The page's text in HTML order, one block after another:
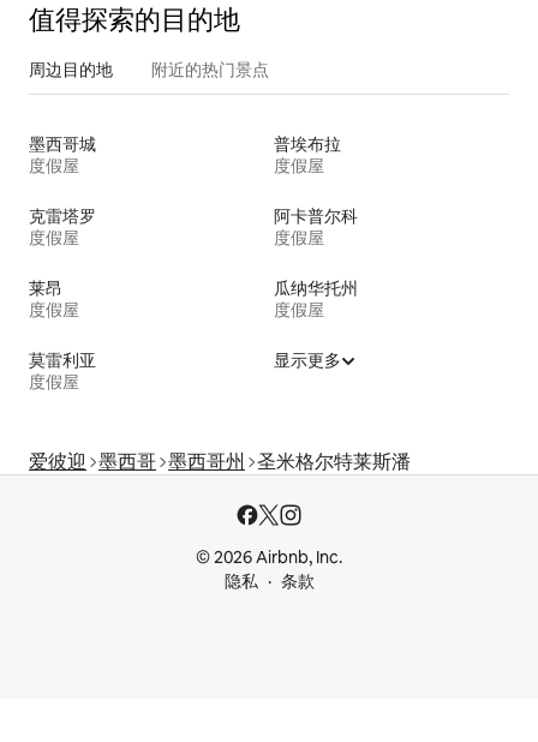
值得探索的目的地
周边目的地 附近的热门景点
墨西哥城
度假屋
普埃布拉
度假屋
克雷塔罗
度假屋
阿卡普尔科
度假屋
莱昂
度假屋
瓜纳华托州
度假屋
莫雷利亚
度假屋
显示更多
爱彼迎 墨西哥 墨西哥州 圣米格尔特莱斯潘
© 2026 Airbnb, Inc.
隐私
条款